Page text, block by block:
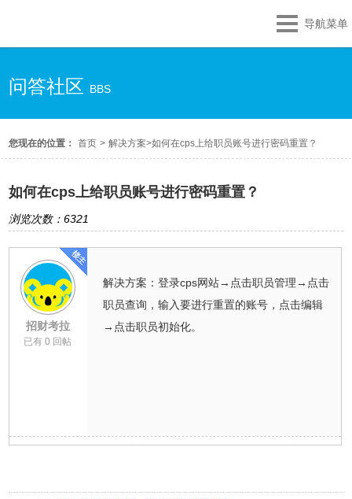
导航菜单
问答社区 BBS
您现在的位置： 首页 > 解决方案>如何在cps上给职员账号进行密码重置？
如何在cps上给职员账号进行密码重置？
浏览次数：6321
招财考拉
已有 0 回帖
解决方案：登录cps网站→点击职员管理→点击
职员查询，输入要进行重置的账号，点击编辑
→点击职员初始化。